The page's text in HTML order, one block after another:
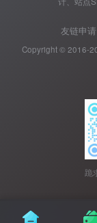
友链申请
Copyright © 2016-
跪